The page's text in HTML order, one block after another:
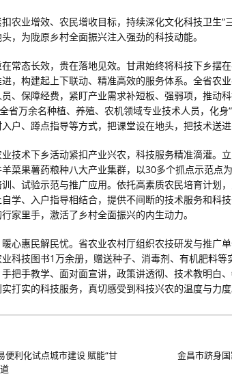
农业增效、农民增收目标，持续深化文化科技卫生“
，为陇原乡村全面振兴注入强劲的科技动能。
常态长效，贵在落地见效。甘肃始终将科技下乡摆在
，构建起上下联动、精准高效的服务体系。全省农业
、保障经费，紧盯产业需求补短板、强弱项，推动
省万余名种植、养殖、农机领域专业技术人员，化身“
户、蹲点指导等方式，把课堂设在地头，把技术送进
技术下乡活动紧扣产业兴农，科技服务精准滴灌。
菜果薯药粮种八大产业集群，以30多个抓点示范点
、试验示范与推广应用。依托高素质农民培育计划
学、入户指导相结合，提供不间断的技术服务和科
家里手，激活了乡村全面振兴的内生动力。
心惠民解民忧。省农业农村厅组织农技研发与推广
科技图书1万余册，赠送种子、消毒剂、有机肥料
把手教学、面对面宣讲，政策讲透彻、技术教明白
打实的科技服务，真切感受到科技兴农的温度与力度
便利化试点城市建设 赋能“甘
金昌市跻身